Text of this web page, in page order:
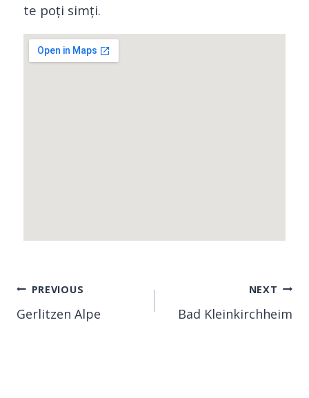
te poți simți.
PREVIOUS
Gerlitzen Alpe
NEXT
Bad Kleinkirchheim